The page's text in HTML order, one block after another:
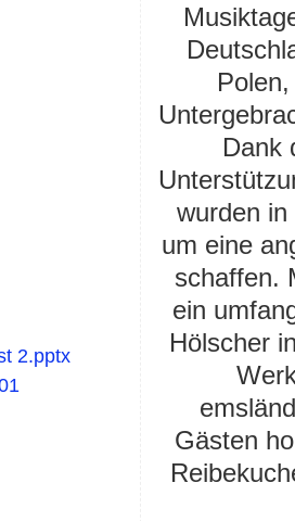
Dank
wurden
um eine
schaffen.
ein
Hölscher
Gästen